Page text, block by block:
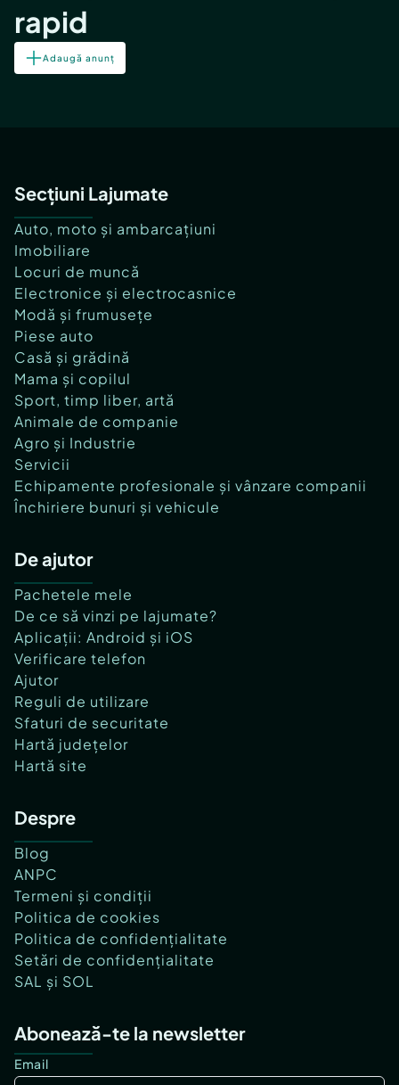
rapid
Adaugă anunț
Secțiuni Lajumate
Auto, moto și ambarcațiuni
Imobiliare
Locuri de muncă
Electronice și electrocasnice
Modă și frumusețe
Piese auto
Casă și grădină
Mama și copilul
Sport, timp liber, artă
Animale de companie
Agro și Industrie
Servicii
Echipamente profesionale și vânzare companii
Închiriere bunuri și vehicule
De ajutor
Pachetele mele
De ce să vinzi pe lajumate?
Aplicații: Android și iOS
Verificare telefon
Ajutor
Reguli de utilizare
Sfaturi de securitate
Hartă județelor
Hartă site
Despre
Blog
ANPC
Termeni și condiții
Politica de cookies
Politica de confidențialitate
Setări de confidențialitate
SAL și SOL
Abonează-te la newsletter
Email